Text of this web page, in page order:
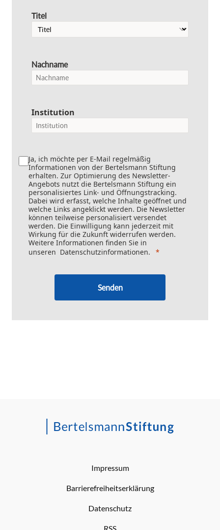
Titel
Nachname
Institution
Ja, ich möchte per E-Mail regelmäßig
Informationen von der Bertelsmann Stiftung
erhalten. Zur Optimierung des Newsletter-
Angebots nutzt die Bertelsmann Stiftung ein
personalisiertes Link- und Öffnungstracking.
Dabei wird erfasst, welche Inhalte geöffnet und
welche Links angeklickt werden. Die Newsletter
können teilweise personalisiert versendet
werden. Die Einwilligung kann jederzeit mit
Wirkung für die Zukunft widerrufen werden.
Weitere Informationen finden Sie in
unseren Datenschutzinformationen.
Senden
Impressum
Barrierefreiheitserklärung
Datenschutz